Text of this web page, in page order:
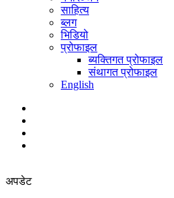
साहित्य
ब्लग
भिडियो
प्रोफाइल
ब्यक्तिगत प्रोफाइल
संथागत प्रोफाइल
English
अपडेट